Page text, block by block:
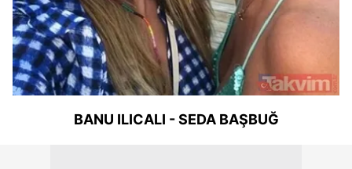
BANU ILICALI - SEDA BAŞBUĞ